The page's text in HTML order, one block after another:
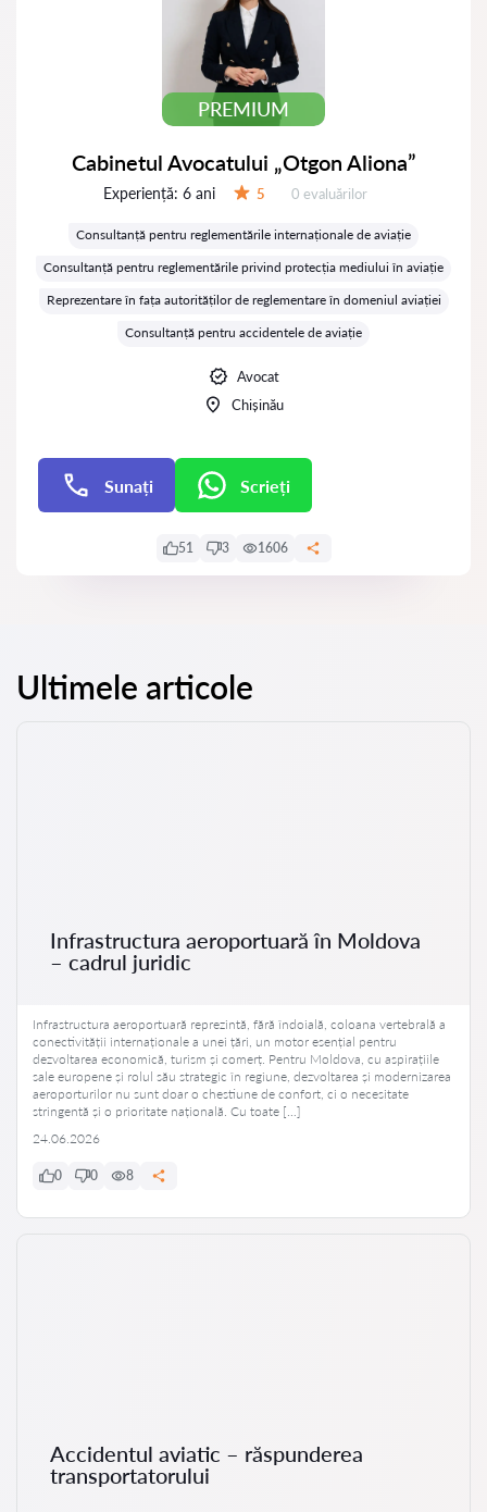
PREMIUM
Cabinetul Avocatului „Otgon Aliona”
Experiență: 6 ani 5 Evaluărilor:
0 evaluărilor
Consultanță pentru reglementările internaționale de aviație
Consultanță pentru reglementările privind protecția mediului în aviație
Reprezentare în fața autorităților de reglementare în domeniul aviației
Consultanță pentru accidentele de aviație
Avocat
Chișinău
Sunați Scrieți
51 3 1606
Ultimele articole
Infrastructura aeroportuară în Moldova
– cadrul juridic
Infrastructura aeroportuară reprezintă, fără îndoială, coloana vertebrală a
conectivității internaționale a unei țări, un motor esențial pentru
dezvoltarea economică, turism și comerț. Pentru Moldova, cu aspirațiile
sale europene și rolul său strategic în regiune, dezvoltarea și modernizarea
aeroporturilor nu sunt doar o chestiune de confort, ci o necesitate
stringentă și o prioritate națională. Cu toate […]
24.06.2026
0 0 8
Accidentul aviatic – răspunderea
transportatorului